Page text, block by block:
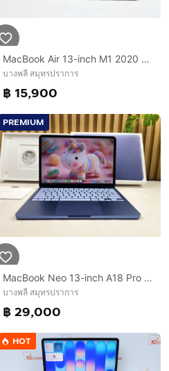
MacBook Air 13-inch M1 2020 Ram16GB SSD256GB Gold
บางพลี สมุทรปราการ
฿ 15,900
PREMIUM
MacBook Neo 13-inch A18 Pro Ram8GB SSD256GB Indigo
บางพลี สมุทรปราการ
฿ 29,000
HOT